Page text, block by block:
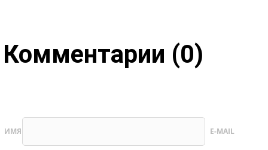
Комментарии (0)
ИМЯ E-MAIL